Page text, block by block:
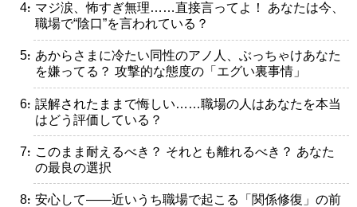
・マジ涙、怖すぎ無理……直接言ってよ！ あなたは今、
職場で“陰口”を言われている？
・あからさまに冷たい同性のアノ人、ぶっちゃけあなた
を嫌ってる？ 攻撃的な態度の「エグい裏事情」
・誤解されたままで悔しい……職場の人はあなたを本当
はどう評価している？
・このまま耐えるべき？ それとも離れるべき？ あなた
の最良の選択
・安心して――近いうち職場で起こる「関係修復」の前